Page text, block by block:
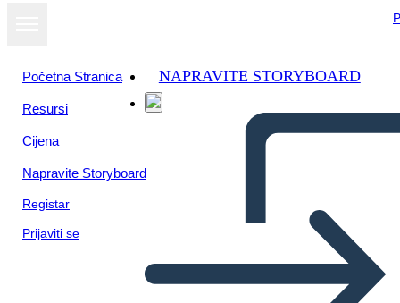
Početna Stranica
Resursi
Cijena
Napravite Storyboard
Registar
Prijaviti se
NAPRAVITE STORYBOARD